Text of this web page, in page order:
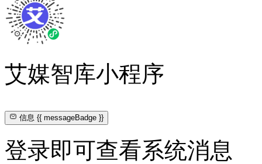
艾媒智库小程序
信息{{ messageBadge }}
登录即可查看系统消息